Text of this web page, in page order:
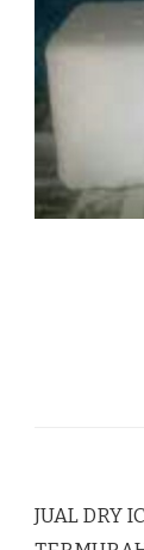
JUAL DRY